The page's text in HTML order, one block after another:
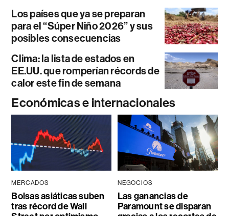
Los países que ya se preparan
para el “Súper Niño 2026” y sus
posibles consecuencias
Clima: la lista de estados en
EE.UU. que romperían récords de
calor este fin de semana
Económicas e internacionales
MERCADOS
Bolsas asiáticas suben
tras récord de Wall
NEGOCIOS
Las ganancias de
Paramount se disparan